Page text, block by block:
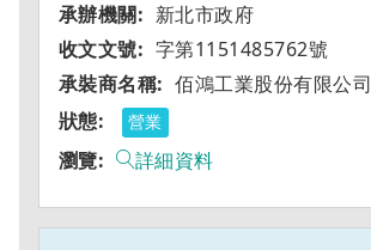
新北市政府
字第1151485762號
佰鴻工業股份有限公司
營業
詳細資料